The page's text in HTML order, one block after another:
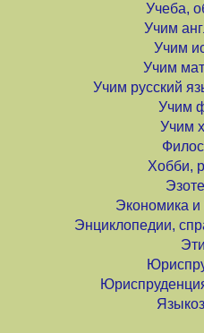
Учеба,
Учим
Учим
Учим
Учим русский
Учим
Учим
Хобби,
Экономика и
Энциклопедии,